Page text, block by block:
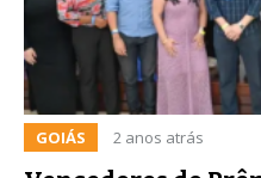
GOIÁS 2 anos atrás